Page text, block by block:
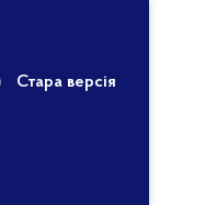
Стара версія